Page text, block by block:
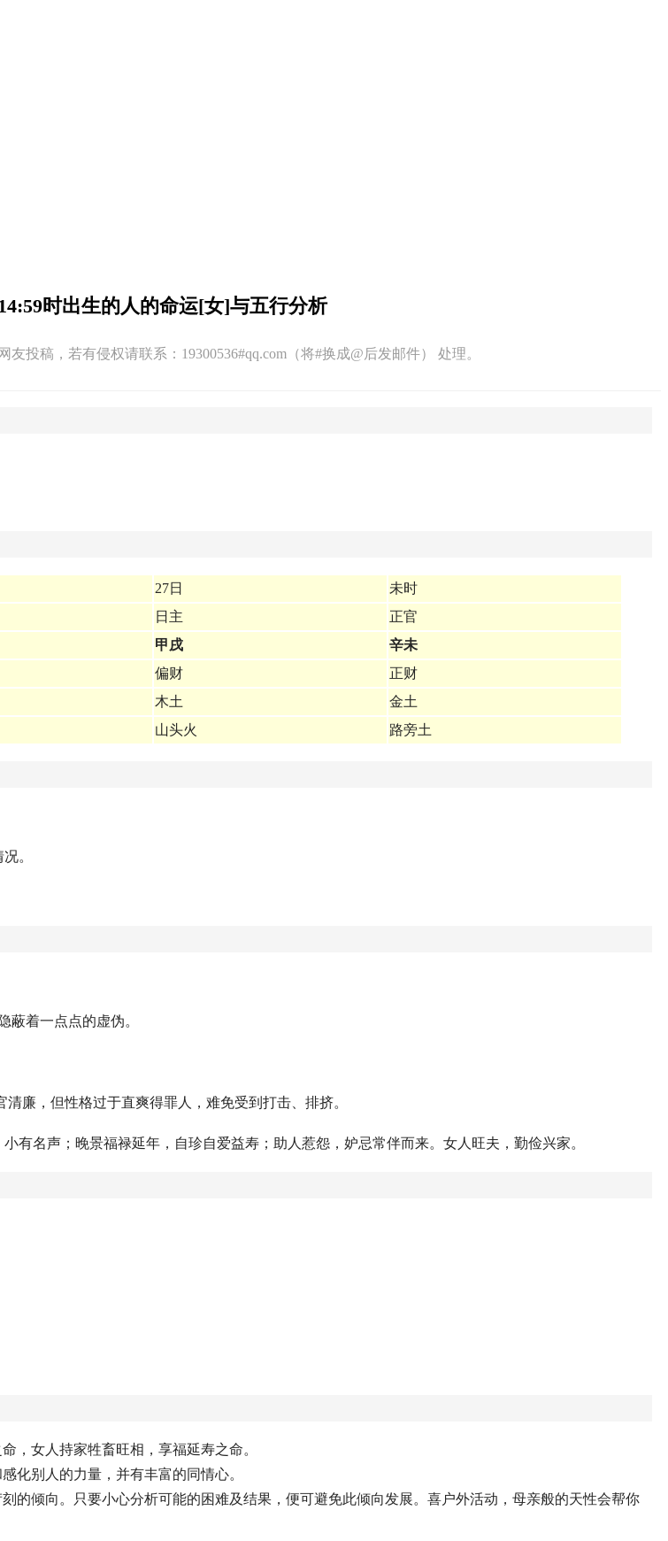
时出生的人的命运[女]与五行分析
投稿，若有侵权请联系：19300536#qq.com（将#换成@后发邮件） 处理。
27日
未时
日主
正官
甲戌
辛未
偏财
正财
木土
金土
山头火 路旁土
。
蔽着一点点的虚伪。
廉，但性格过于直爽得罪人，难免受到打击、排挤。
有名声；晚景福禄延年，自珍自爱益寿；助人惹怨，妒忌常伴而来。女人旺夫，勤俭兴家。
，女人持家牲畜旺相，享福延寿之命。
化别人的力量，并有丰富的同情心。
的倾向。只要小心分析可能的困难及结果，便可避免此倾向发展。喜户外活动，母亲般的天性会帮你